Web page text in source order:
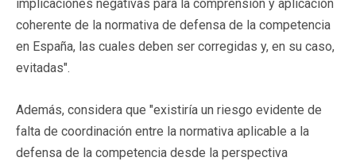
implicaciones negativas para la comprensión y aplicación
coherente de la normativa de defensa de la competencia
en España, las cuales deben ser corregidas y, en su caso,
evitadas".
Además, considera que "existiría un riesgo evidente de
falta de coordinación entre la normativa aplicable a la
defensa de la competencia desde la perspectiva